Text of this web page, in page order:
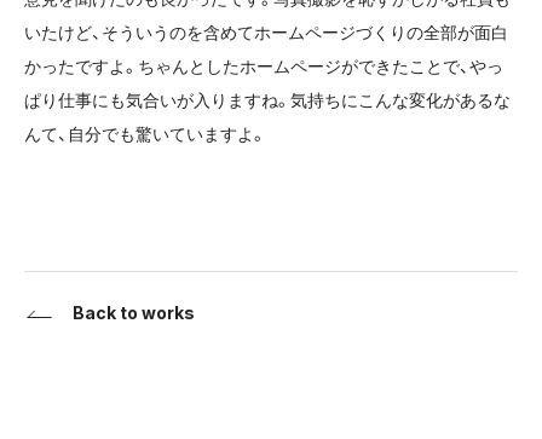
いたけど、そういうのを含めてホームページづくりの全部が面白
かったですよ。ちゃんとしたホームページができたことで、やっ
ぱり仕事にも気合いが入りますね。気持ちにこんな変化があるな
んて、自分でも驚いていますよ。
Back to works